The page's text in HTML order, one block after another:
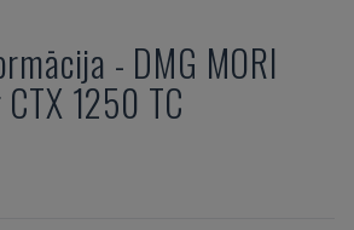
- DMG MORI
1250 TC